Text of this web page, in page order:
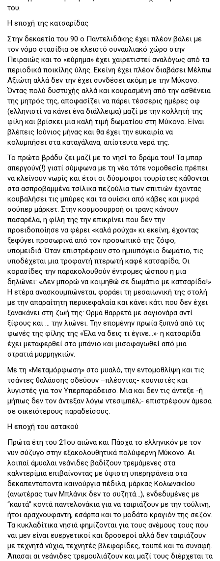
του.
Η εποχή της κατσαρίδας
Στην δεκαετία του 90 ο Παντελιδάκης έχει πλέον βάλει με
τον νόμο στασίδια σε κλειστό συναυλιακό χώρο στην
Πειραιώς και το «εύρημα» έχει χαιρετιστεί αναλόγως από τα
περιοδικά ποικίλης ύλης. Εκείνη έχει πλέον διαβάσει Μέλπω
Αξιώτη αλλά δεν την έχει συνδέσει ακόμη με την Μύκονο.
Όντας πολύ δυστυχής αλλά και κουρασμένη από την ασθένεια
της μητρός της, αποφασίζει να πάρει τέσσερις ημέρες οφ
(ελληνιστί να κάνει ένα διάλλειμα) μαζί με την κολλητή της
φίλη και βρίσκει μια καλή τιμή δωματίου στη Μύκονο. Είναι
βλέπεις Ιούνιος μήνας και θα έχει την ευκαιρία να
κολυμπήσει στα καταγάλανα, απίστευτα νερά της.
Το πρώτο βράδυ ζει μαζί με το νησί το δράμα του! Τα μπαρ
απεργούν(!) γιατί σύμφωνα με τη νέα τότε νομοθεσία πρέπει
να κλείνουν νωρίς και έτσι οι δύσμοιροι τουρίστες κάθονται
στα ασπροβαμμένα τσίλικα πεζούλια των σπιτιών έχοντας
κουβαλήσει τις μπύρες και τα ουίσκι από κάβες και μικρά
σούπερ μάρκετ. Στην κοσμοσυρροή οι τρανς κάνουν
πασαρέλα, η φίλη της την επικρίνει που δεν την
προειδοποίησε να φέρει «καλά ρούχα» κι εκείνη, έχοντας
ξεφύγει προσωρινά από τον προσωπικό της ζόφο,
υπομειδιά. Όταν επιστρέφουν στο ημιϋπόγειο δωμάτιο, τις
υποδέχεται μια τροφαντή πτερωτή καφέ κατσαρίδα. Οι
κορασίδες την παρακολουθούν έντρομες ώσπου η μια
δηλώνει: «Δεν μπορώ να κοιμηθώ σε δωμάτιο με κατσαρίδα!».
Η ετέρα ανασκουμπώνεται, φοράει τη μεσαιωνική της στολή
με την απαραίτητη περικεφαλαία και κάνει κάτι που δεν έχει
ξανακάνει στη ζωή της: Ορμά θαρρετά με σαγιονάρα αντί
ξίφους και … την λιώνει. Την επομένην πρωία ξυπνά από τις
φωνές της φίλης της «Έλα να δεις τι έγινε…»· η κατσαρίδα
έχει μεταφερθεί στο μπάνιο και μισοφαγωθεί από μια
στρατιά μυρμηγκιών.
Με τη «Μεταμόρφωση» στο μυαλό, την εντομοθλίψη και τις
τσάντες θαλάσσης οδεύουν –πλέοντας- κουνιστές και
λυγιστές για τον Υπερπαράδεισο. Μια και δεν τις άντεξε -ή
μήπως δεν τον άντεξαν λόγω ντεσιμπέλ;- επιστρέφουν άμεσα
σε οικειότερους παραδείσους.
Η εποχή του αστακού
Πρώτα έτη του 21ου αιώνα και Πάσχα το ελληνικόν με τον
νυν σύζυγο στην εξακολουθητικά πολύφερνη Μύκονο. Αι
λοιπαί άμυαλαι νεάνιδες βαδίζουν τρεμάμενες στα
καλντερίμια επιβαίνοντας με ύψιστη υπερηφάνεια στα
δεκαπεντάποντα καινούργια πέδιλα, μάρκας Κολωνακίου
(ανωτέρας των Μπλάνικ δεν το συζητά…), ενδεδυμένες με
“καυτά” κοντά παντελονάκια για να ταιριάζουν με την τούλινη,
ήτοι αραχνοϋφαντη, εσάρπα και το μοδάτο κραγιόν της σεζόν.
Τα κυκλαδίτικα νησιά φημίζονται για τους ανέμους τους που
ναι μεν είναι ευεργετικοί και δροσεροί αλλά δεν ταιριάζουν
με τεχνητά νύχια, τεχνητές βλεφαρίδες, τουπέ και τα συναφή.
Άπασαι αι νεάνιδες τρεμουλιάζουν και μαζί τους διέρχεται τα